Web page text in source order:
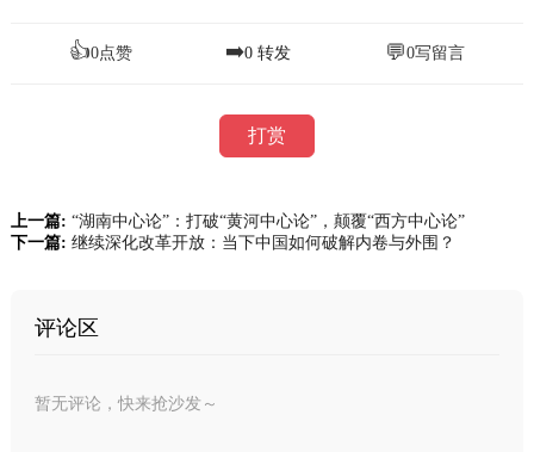
👍0点赞 ➡️0 转发 💬0写留言
打赏
上一篇: “湖南中心论”：打破“黄河中心论”，颠覆“西方中心论”
下一篇: 继续深化改革开放：当下中国如何破解内卷与外围？
评论区
暂无评论，快来抢沙发～